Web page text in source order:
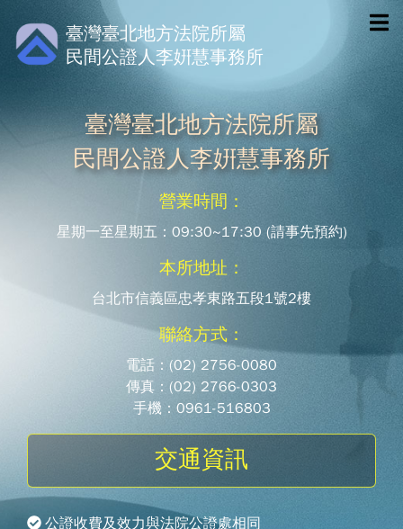
臺灣臺北地方法院所屬
民間公證人李姸慧事務所
臺灣臺北地方法院所屬
民間公證人李姸慧事務所
營業時間：
星期一至星期五：09:30~17:30 (請事先預約)
本所地址：
台北市信義區忠孝東路五段1號2樓
聯絡方式：
電話：(02) 2756-0080
傳真：(02) 2766-0303
手機：0961-516803
交通資訊
公證收費及效力與法院公證處相同